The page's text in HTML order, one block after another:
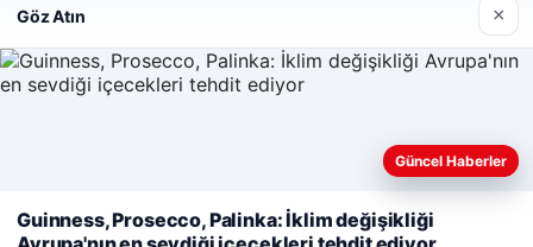
Hastaş Beton
26/05/2026
Web sitemizi nasıl kullandığınızı daha iyi anlayabilmek,
kullanıyoruz.Çerez Politikamız
Göz Atın ×
Güncel Haberler
Guinness, Prosecco, Palinka: İklim değişikliği